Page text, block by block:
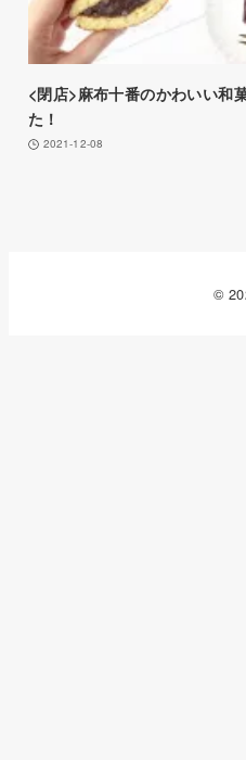
<閉店>麻布十番のかわいい和
た！
2021-12-08
©